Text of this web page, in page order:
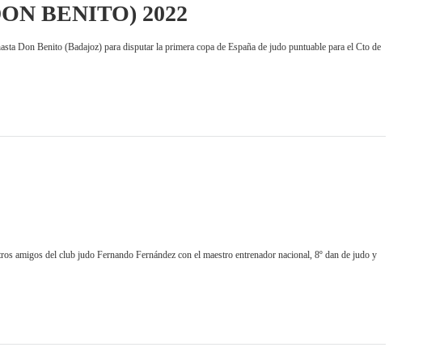
BENITO) 2022
Benito (Badajoz) para disputar la primera copa de España de judo puntuable para el Cto de
del club judo Fernando Fernández con el maestro entrenador nacional, 8º dan de judo y